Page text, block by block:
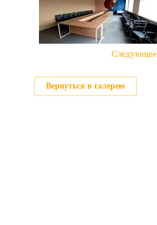
Следующее
Вернуться в галерею